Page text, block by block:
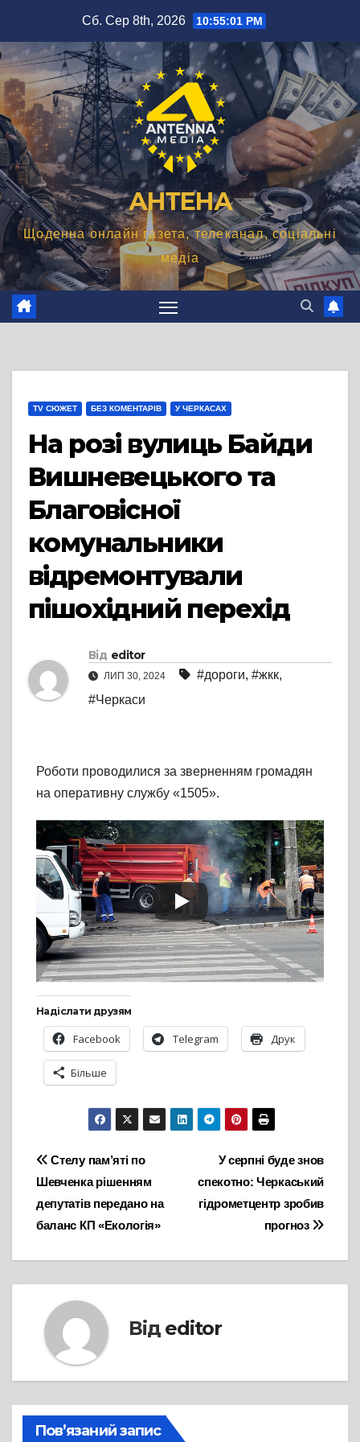
вмісту
Сб. Сер 8th, 2026 10:55:03 PM
АНТЕНА
Щоденна онлайн газета, телеканал, соціальні
медіа
TV СЮЖЕТ БЕЗ КОМЕНТАРІВ У ЧЕРКАСАХ
На розі вулиць Байди
Вишневецького та
Благовісної
комунальники
відремонтували
пішохідний перехід
Від editor
ЛИП 30, 2024 #дороги, #жкк,
#Черкаси
Роботи проводилися за зверненням громадян
на оперативну службу «1505».
Надіслати друзям
Facebook Telegram Друк
Більше
Навігація
записів
У серпні буде знов
спекотно: Черкаський
гідрометцентр зробив
прогноз
Стелу пам’яті по
Шевченка рішенням
депутатів передано на
баланс КП «Екологія»
Від editor
Пов’язаний запис